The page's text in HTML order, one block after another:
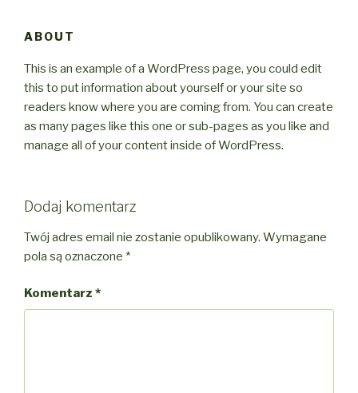
ABOUT
This is an example of a WordPress page, you could edit
this to put information about yourself or your site so
readers know where you are coming from. You can create
as many pages like this one or sub-pages as you like and
manage all of your content inside of WordPress.
Dodaj komentarz
Twój adres email nie zostanie opublikowany. Wymagane
pola są oznaczone *
Komentarz *